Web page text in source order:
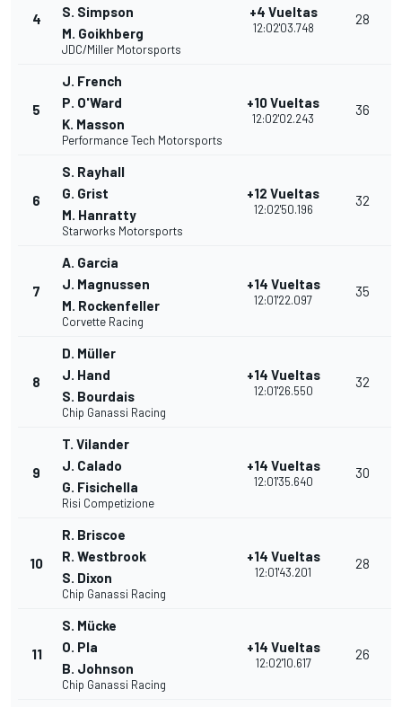
4
S. Simpson
M. Goikhberg
JDC/Miller Motorsports
+4 Vueltas
12:02'03.748
28
5
J. French
P. O'Ward
K. Masson
Performance Tech Motorsports
+10 Vueltas
12:02'02.243
36
6
S. Rayhall
G. Grist
M. Hanratty
Starworks Motorsports
+12 Vueltas
12:02'50.196
32
7
A. Garcia
J. Magnussen
M. Rockenfeller
Corvette Racing
+14 Vueltas
12:01'22.097
35
8
D. Müller
J. Hand
S. Bourdais
Chip Ganassi Racing
+14 Vueltas
12:01'26.550
32
9
T. Vilander
J. Calado
G. Fisichella
Risi Competizione
+14 Vueltas
12:01'35.640
30
10
R. Briscoe
R. Westbrook
S. Dixon
Chip Ganassi Racing
+14 Vueltas
12:01'43.201
28
11
S. Mücke
O. Pla
B. Johnson
Chip Ganassi Racing
+14 Vueltas
12:02'10.617
26